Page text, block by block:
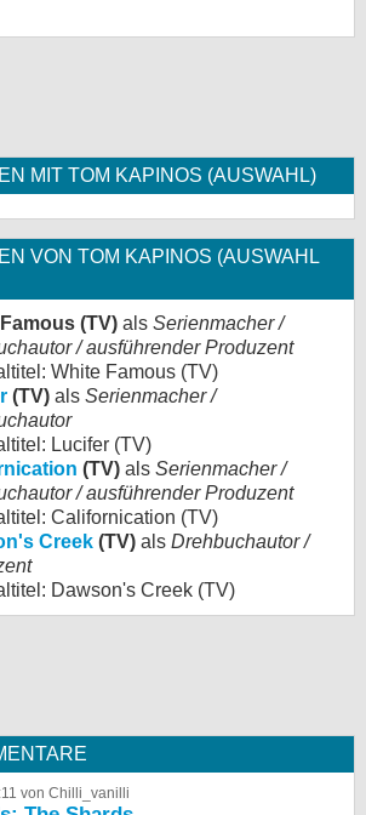
MIT TOM KAPINOS (AUSWAHL)
VON TOM KAPINOS (AUSWAHL
(TV) als Serienmacher /
/ ausführender Produzent
White Famous (TV)
(TV) als Serienmacher /
Lucifer (TV)
(TV) als Serienmacher /
/ ausführender Produzent
Californication (TV)
Creek (TV) als Drehbuchautor /
Dawson's Creek (TV)
von Chilli_vanilli